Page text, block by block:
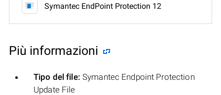
Symantec EndPoint Protection 12
Più informazioni
Tipo del file: Symantec Endpoint Protection
Update File